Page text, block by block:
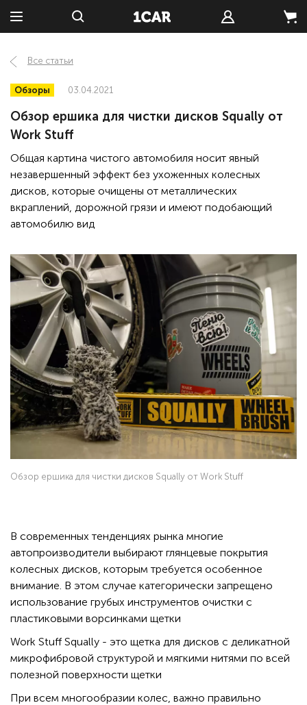
Все статьи
Обзоры 03.04.2021
Обзор ершика для чистки дисков Squally от
Work Stuff
Общая картина чистого автомобиля носит явный
незавершенный эффект без ухоженных колесных
дисков, которые очищены от металлических
вкраплений, дорожной грязи и имеют подобающий
автомобилю вид
Обзор ершика для чистки дисков Squally от Work Stuff
В современных тенденциях рынка многие
автопроизводители выбирают глянцевые покрытия
колесных дисков, которым требуется особенное
внимание. В этом случае категорически запрещено
использование грубых инструментов очистки с
пластиковыми ворсинками щетки
Work Stuff Squally - это щетка для дисков с деликатной
микрофибровой структурой и мягкими нитями по всей
полезной поверхности щетки
При всем многообразии колес, важно правильно